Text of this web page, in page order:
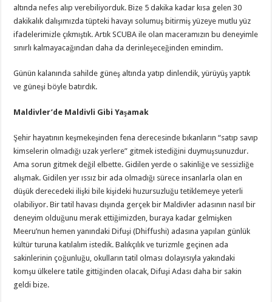
altında nefes alıp verebiliyorduk. Bize 5 dakika kadar kısa gelen 30
dakikalık dalışımızda tüpteki havayı solumuş bitirmiş yüzeye mutlu yüz
ifadelerimizle çıkmıştık. Artık SCUBA ile olan maceramızın bu deneyimle
sınırlı kalmayacağından daha da derinleşeceğinden emindim.
Günün kalanında sahilde güneş altında yatıp dinlendik, yürüyüş yaptık
ve güneşi böyle batırdık.
Maldivler’de Maldivli Gibi Yaşamak
Şehir hayatının keşmekeşinden fena derecesinde bıkanların “satıp savıp
kimselerin olmadığı uzak yerlere” gitmek istediğini duymuşsunuzdur.
Ama sorun gitmek değil elbette. Gidilen yerde o sakinliğe ve sessizliğe
alışmak. Gidilen yer ıssız bir ada olmadığı sürece insanlarla olan en
düşük derecedeki ilişki bile kişideki huzursuzluğu tetiklemeye yeterli
olabiliyor. Bir tatil havası dışında gerçek bir Maldivler adasının nasıl bir
deneyim olduğunu merak ettiğimizden, buraya kadar gelmişken
Meeru’nun hemen yanındaki Difuşi (Dhiffushi) adasına yapılan günlük
kültür turuna katılalım istedik. Balıkçılık ve turizmle geçinen ada
sakinlerinin çoğunluğu, okulların tatil olması dolayısıyla yakındaki
komşu ülkelere tatile gittiğinden olacak, Difuşi Adası daha bir sakin
geldi bize.